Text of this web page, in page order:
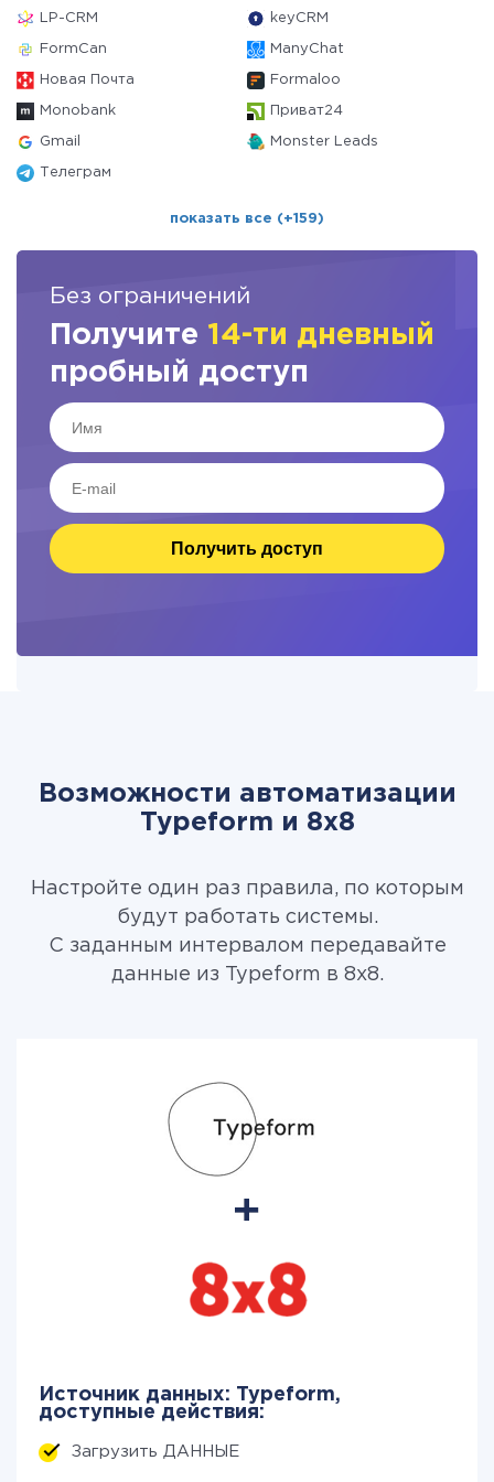
LP-CRM keyCRM
FormCan ManyChat
Новая Почта Formaloo
Monobank Приват24
Gmail Monster Leads
Телеграм
показать все (+159)
Без ограничений
Получите 14-ти дневный
пробный доступ
Получить доступ
Возможности автоматизации
Typeform и 8x8
Настройте один раз правила, по которым
будут работать системы.
С заданным интервалом передавайте
данные из Typeform в 8x8.
Источник данных: Typeform,
доступные действия:
Загрузить ДАННЫЕ